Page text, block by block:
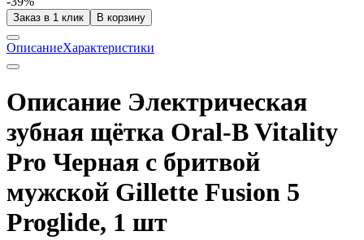
Заказ в 1 клик В корзину
ОписаниеХарактеристики
Описание Электрическая
зубная щётка Oral-B Vitality
Pro Черная с бритвой
мужской Gillette Fusion 5
Proglide, 1 шт